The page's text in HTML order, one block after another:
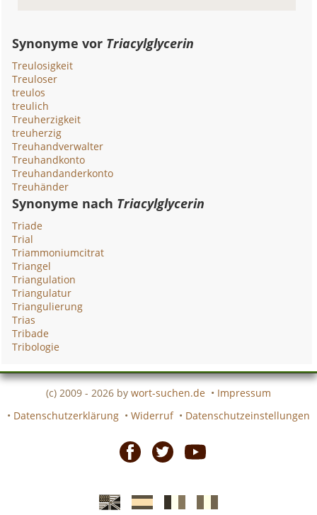
Synonyme vor Triacylglycerin
Treulosigkeit
Treuloser
treulos
treulich
Treuherzigkeit
treuherzig
Treuhandverwalter
Treuhandkonto
Treuhandanderkonto
Treuhänder
Synonyme nach Triacylglycerin
Triade
Trial
Triammoniumcitrat
Triangel
Triangulation
Triangulatur
Triangulierung
Trias
Tribade
Tribologie
(c) 2009 - 2026 by wort-suchen.de • Impressum
• Datenschutzerklärung • Widerruf • Datenschutzeinstellungen